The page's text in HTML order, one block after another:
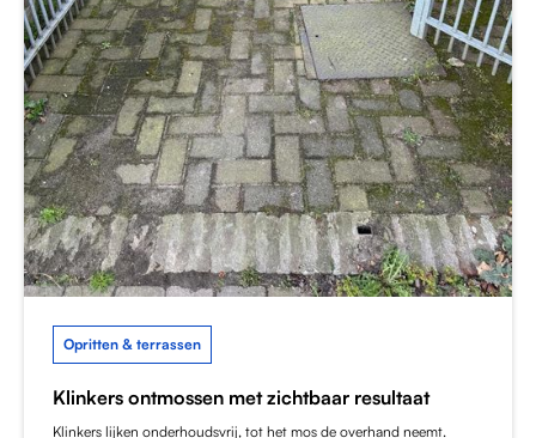
Opritten & terrassen
Klinkers ontmossen met zichtbaar resultaat
Klinkers lijken onderhoudsvrij, tot het mos de overhand neemt.